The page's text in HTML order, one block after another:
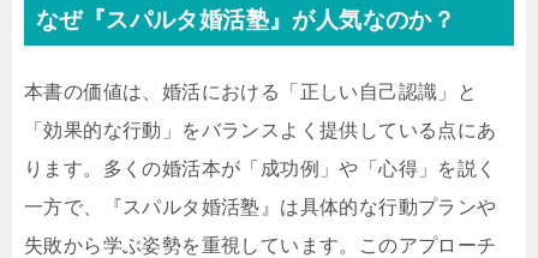
なぜ『スパルタ婚活塾』が人気なのか？
本書の価値は、婚活における「正しい自己認識」と
「効果的な行動」をバランスよく提供している点にあ
ります。多くの婚活本が「成功例」や「心得」を説く
一方で、『スパルタ婚活塾』は具体的な行動プランや
失敗から学ぶ姿勢を重視しています。このアプローチ